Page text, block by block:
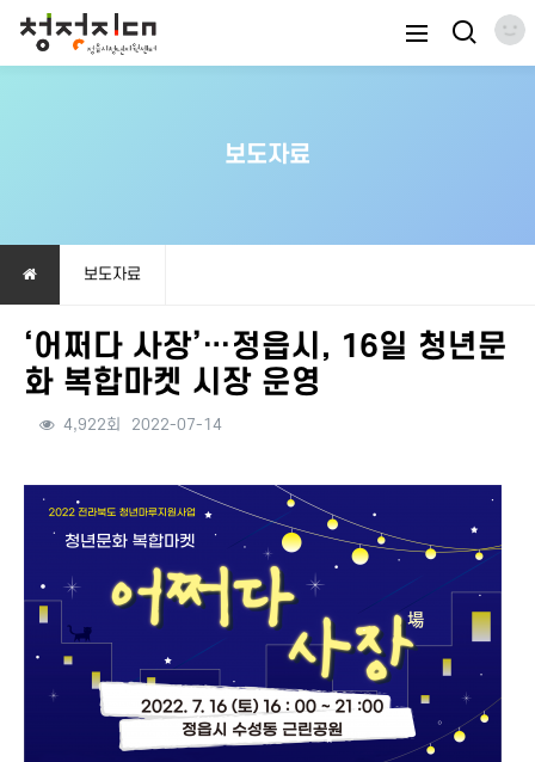
보도자료
보도자료
‘어쩌다 사장’…정읍시, 16일 청년문
화 복합마켓 시장 운영
4,922회 2022-07-14
본문